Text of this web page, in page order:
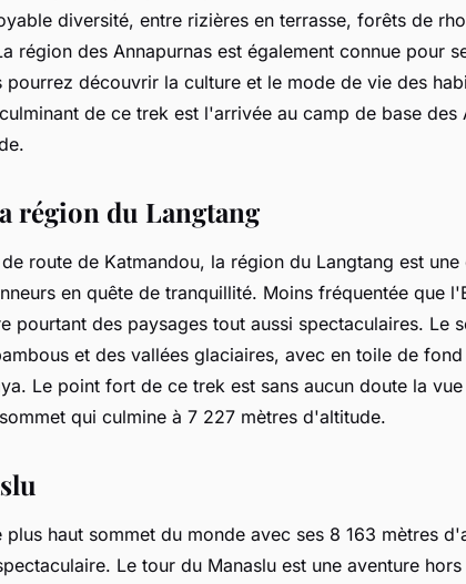
diversité, entre rizières en terrasse, forêts de
région des Annapurnas est également connue pour
pourrez découvrir la culture et le mode de vie des
de ce trek est l'arrivée au camp de base des
région du Langtang
route de Katmandou, la région du Langtang est
en quête de tranquillité. Moins fréquentée que
pourtant des paysages tout aussi spectaculaires. Le
et des vallées glaciaires, avec en toile de
Le point fort de ce trek est sans aucun doute la
qui culmine à 7 227 mètres d'altitude.
plus haut sommet du monde avec ses 8 163 mètres
Le tour du Manaslu est une aventure